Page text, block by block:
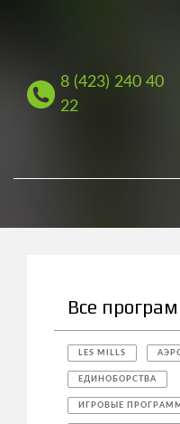
8 (423) 240 40
22
Все
LES MILLS
ЕДИНОБОРСТВА
ИГРОВЫЕ